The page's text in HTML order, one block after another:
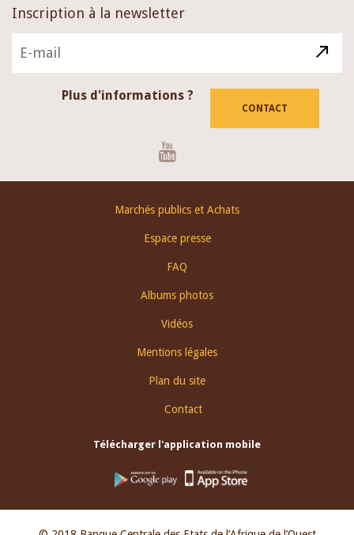
Inscription à la newsletter
Plus d'informations ?
CONTACT
Marchés publics et Achats
Espace presse
FAQ
Albums photos
Vidéos
Mentions légales
Plan du site
Contact
Télécharger l'application mobile